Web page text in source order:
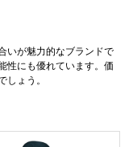
いが魅力的なブランドで
性にも優れています。価
しょう。